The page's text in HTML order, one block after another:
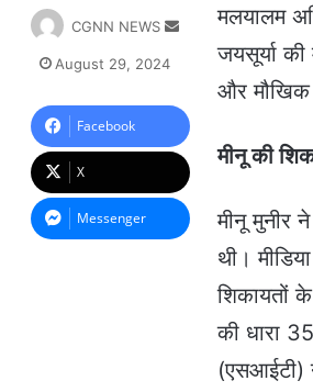
मलयालम
जयसूर्या
और मौखिक
मीनू की
मीनू मुनीर
थी।
शिकायतों
की धारा
(एसआईटी)
CGNN NEWS
a
n
e
m
a
i
August 29, 2024
Facebook
X
Messenger